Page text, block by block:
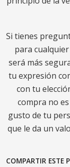
Si tienes
para
será más
tu expresión
con tu
compra no
gusto de tu
que le da un
COMPARTIR ESTE